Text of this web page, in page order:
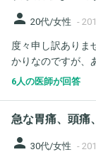
person 20代/女性 -
度々申し訳ありません。 先日風邪の症状で質問さ
かりなのですが、あ
6人の医師が回答
急な胃痛、頭痛
person 30代/女性 -